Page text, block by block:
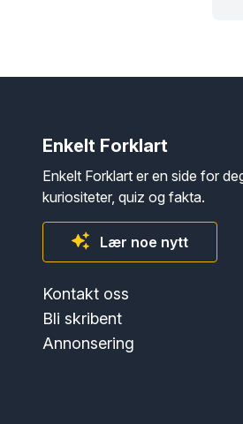
Enkelt Forklart
Enkelt Forklart er en side for
kuriositeter, quiz og fakta.
Lær noe nytt
Kontakt oss
Bli skribent
Annonsering